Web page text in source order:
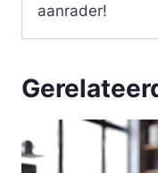
aanrader!